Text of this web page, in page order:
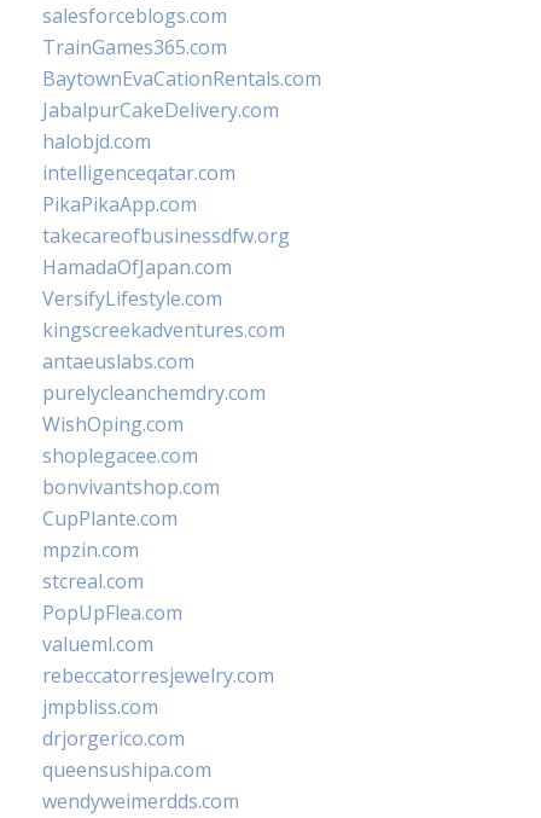
salesforceblogs.com
TrainGames365.com
BaytownEvaCationRentals.com
JabalpurCakeDelivery.com
halobjd.com
intelligenceqatar.com
PikaPikaApp.com
takecareofbusinessdfw.org
HamadaOfJapan.com
VersifyLifestyle.com
kingscreekadventures.com
antaeuslabs.com
purelycleanchemdry.com
WishOping.com
shoplegacee.com
bonvivantshop.com
CupPlante.com
mpzin.com
stcreal.com
PopUpFlea.com
valueml.com
rebeccatorresjewelry.com
jmpbliss.com
drjorgerico.com
queensushipa.com
wendyweimerdds.com